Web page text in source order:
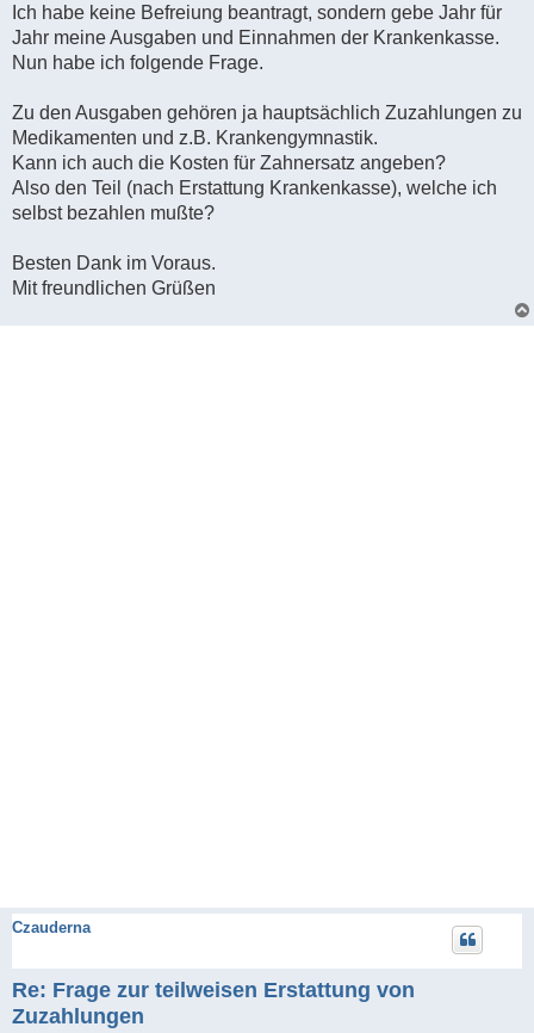
r
a
Ich habe keine Befreiung beantragt, sondern gebe Jahr für
Jahr meine Ausgaben und Einnahmen der Krankenkasse.
Nun habe ich folgende Frage.
Zu den Ausgaben gehören ja hauptsächlich Zuzahlungen zu
Medikamenten und z.B. Krankengymnastik.
Kann ich auch die Kosten für Zahnersatz angeben?
Also den Teil (nach Erstattung Krankenkasse), welche ich
selbst bezahlen mußte?
Besten Dank im Voraus.
Mit freundlichen Grüßen
Czauderna
Re: Frage zur teilweisen Erstattung von
Zuzahlungen